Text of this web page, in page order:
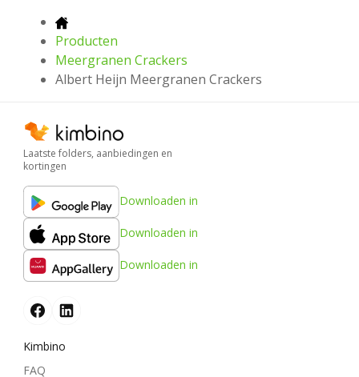
Producten
Meergranen Crackers
Albert Heijn Meergranen Crackers
Laatste folders, aanbiedingen en
kortingen
Downloaden in
Downloaden in
Downloaden in
Kimbino
FAQ